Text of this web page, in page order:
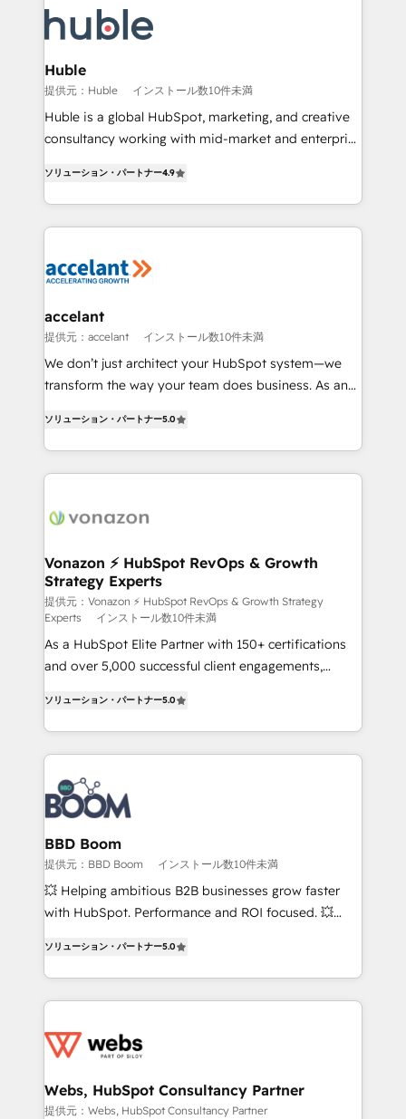
Slash months from your API Integration project... ⬅️
Click "Contact Business" ⬅️ to access 150+ Kickstart
Integration templates that put HubSpot in the center
of your tech stack, syncing... 🛍️ Shopify or
WooCommerce 💲 Stripe or Paypal 💰 Sage or
Netsuite 🤖 Google or Microsoft ✍️ DocuSign or
the rare Advanced "Custom Integrations"
Accreditation, securely sync data across... 🔄 any
new HubSpot portal with Advanced Website and
CRM Migrations using our in-house "HubScrub" Tool.
Huble
提供元：Huble インストール数10件未満
Huble is a global HubSpot, marketing, and creative
consultancy working with mid-market and enterprise
the strategy, processes, and teams that turn
HubSpot into a genuine growth engine. Named
HubSpot's Global Partner of the Year in 2024,
worldwide, and with over 15 years in the ecosystem,
One company, one operating model, delivering
across offices and consulting teams in the UK, USA,
Canada, Germany, France, Belgium, Singapore, and
South Africa. Certified compliant with ISO/IEC
international offices and 175+ employees.
ソリューション・パートナー4.9
accelant
提供元：accelant インストール数10件未満
We don’t just architect your HubSpot system—we
transform the way your team does business. As an
creating tailored, end-to-end CRM solutions that
accelerate growth, improve operational efficiency,
and ensure faster time to value on HubSpot. What
day one, our team takes the time to deeply
strategies that deliver impactful results. Our mission
is to empower you to unlock HubSpot’s full potential
—faster. Through expert training, unmatched
responsiveness, and ongoing support, we equip
your team to adopt new systems with confidence
and achieve a unified, data-driven approach to
ソリューション・パートナー5.0
Vonazon ⚡ HubSpot RevOps & Growth
Strategy Experts
提供元：Vonazon ⚡ HubSpot RevOps & Growth Strategy
Experts
インストール数10件未満
As a HubSpot Elite Partner with 150+ certifications
and over 5,000 successful client engagements,
measurable, scalable growth. From onboarding to
enterprise-grade campaigns, our in-house team
builds scalable strategies that drive long-term
revenue. ⚙️ HubSpot Integration & Optimization •
Seamless CRM, CMS, and automation setup •
Complex platform migrations and data cleanups •
Custom APIs and third-party integrations 📈 End-to-
End Revenue Acceleration • Lifecycle marketing and
pipeline growth programs • Sales enablement tools
and CRM optimization • Retention strategies with
Execution • 750+ onboardings and 2,000+
implementations • Deep expertise across marketing,
ソリューション・パートナー5.0
BBD Boom
提供元：BBD Boom インストール数10件未満
💥 Helping ambitious B2B businesses grow faster
with HubSpot. Performance and ROI focused. 💥
to HubSpot Better. We work with your teams to
solve all your HubSpot challenges and improve user
adoption, sales process and marketing results.
the first time 🔧 Designing and optimising your
and build using HubSpot 🔌 Integrating HubSpot
with other systems 🎓 Training your teams to be
ソリューション・パートナー5.0
Webs, HubSpot Consultancy Partner
提供元：Webs, HubSpot Consultancy Partner